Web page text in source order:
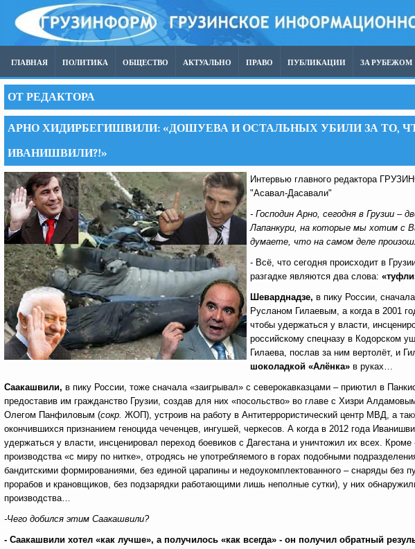
ГЛАВНАЯ ПОЛИТИКА ОБЩЕСТВО АКТУАЛЬНО ПРАВО ПУБЛИКАЦИИ ЗА РУБЕЖОМ
ОТ РЕДАКТОРА
АРНО ХИДИРБЕГИШВИЛИ: «ДОШУЕВА И ОСТАЛЬНЫХ УБИЛИ ЗА ТО,
ИВАНИШВИЛИ?!»
Интервью главного редактора
"Асавал-Дасавали"
- Господин Арно, сегодня в Грузии –
Лапанкури, на которые мы хотим с
думаете, что на самом деле
- Всё, что сегодня происходит в
разгадке являются два слова:
Шеварднадзе, в пику России,
Русланом Гилаевым, а когда в 2001
чтобы удержаться у власти,
российскому спецназу в Кодорском
Гилаева, послав за ним вертолёт, и
шоколадкой «Алёнка» в руках…
Саакашвили, в пику России, тоже сначала «заигрывал» с северокавказцами – приютил в
предоставив им гражданство Грузии, создав для них «посольство» во главе с Хизри
Олегом Панфиловым (сокр. ЖОП), устроив на работу в Антитеррористический центр МВД, а
окончившихся признанием геноцида чеченцев, ингушей, черкесов. А когда в 2012 года
удержаться у власти, инсценировал переход боевиков с Дагестана и уничтожил их всех. Кроме
производства «с миру по нитке», отродясь не употребляемого в горах подобными
бандитскими формированиями, без единой царапины и недоукомплектованного – снаряды без
прорабов и крановщиков, без подзарядки работающими лишь неполные сутки), у них
производства…
-Чего добился этим Саакашвили?
- Саакашвили хотел «как лучше», а получилось «как всегда» - он получил обратный